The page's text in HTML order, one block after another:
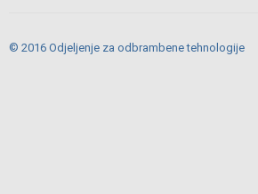
© 2016 Odjeljenje za odbrambene tehnologije